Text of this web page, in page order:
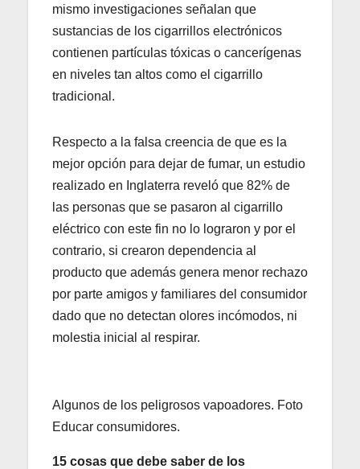
mismo investigaciones señalan que
sustancias de los cigarrillos electrónicos
contienen partículas tóxicas o cancerígenas
en niveles tan altos como el cigarrillo
tradicional.
Respecto a la falsa creencia de que es la
mejor opción para dejar de fumar, un estudio
realizado en Inglaterra reveló que 82% de
las personas que se pasaron al cigarrillo
eléctrico con este fin no lo lograron y por el
contrario, si crearon dependencia al
producto que además genera menor rechazo
por parte amigos y familiares del consumidor
dado que no detectan olores incómodos, ni
molestia inicial al respirar.
Algunos de los peligrosos vapoadores. Foto
Educar consumidores.
15 cosas que debe saber de los